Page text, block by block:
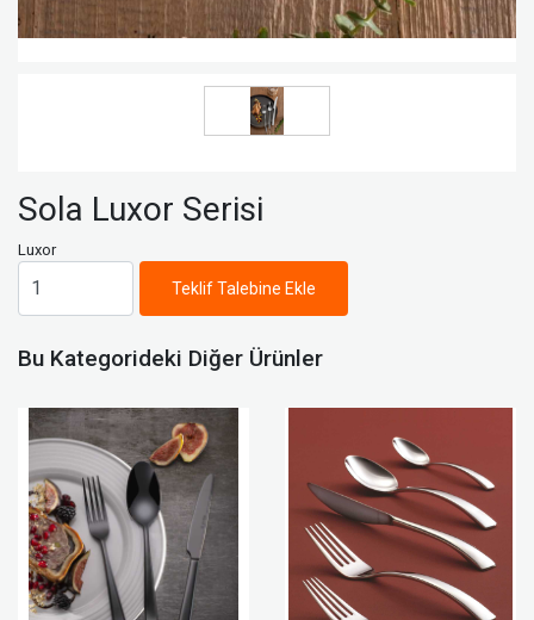
Sola Luxor Serisi
Luxor
Teklif Talebine Ekle
Bu Kategorideki Diğer Ürünler